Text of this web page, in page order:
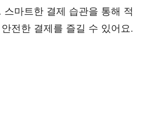
스마트한 결제 습관을 통해 적
전한 결제를 즐길 수 있어요.